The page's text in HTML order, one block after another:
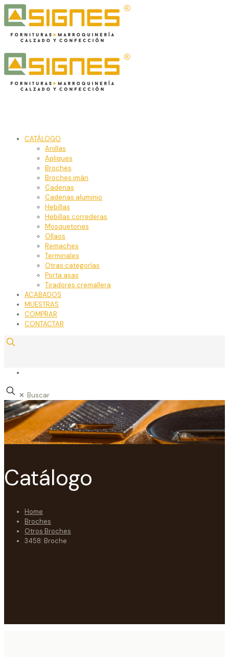
CATÁLOGO
Anillas
Apliques
Broches
Broches imán
Cadenas
Cadenas aluminio
Hebillas
Hebillas correderas
Mosquetones
Ollaos
Remaches
Terminales
Otras categorías
Porta asas
Tiradores cremallera
ACABADOS
MUESTRAS
COMPRAR
CONTACTAR
✕
Catálogo
Home
Broches
Otros Broches
3458: Broche